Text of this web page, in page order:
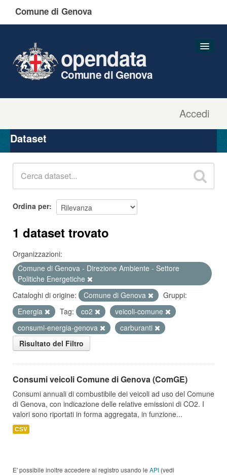
Comune di Genova
Accedi
opendata
Comune di Genova
Organizzazioni
Gruppi
Dataset
Ordina per
1 dataset trovato
Organizzazioni:
Comune di Genova - Direzione Ambiente - Settore
Politiche Energetiche
Cataloghi di origine:
Comune di Genova
Gruppi:
Energia
Tag: co2
veicoli-comune
consumi-energia-genova
carburanti
Risultato del Filtro
Consumi veicoli Comune di Genova (ComGE)
Consumi annuali di combustibile dei veicoli ad uso del Comune
di Genova, con indicazione delle relative emissioni di CO2. I
valori sono riportati in forma aggregata, in funzione...
CSV
E' possibile inoltre accedere al registro usando le API (vedi